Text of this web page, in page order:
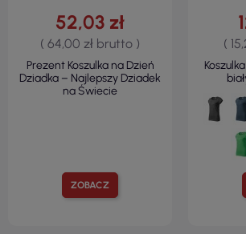
ZOBACZ
52,03 zł
( 64,00 zł brutto )
Prezent Koszulka na Dzień
Dziadka – Najlepszy Dziadek
na Świecie
(